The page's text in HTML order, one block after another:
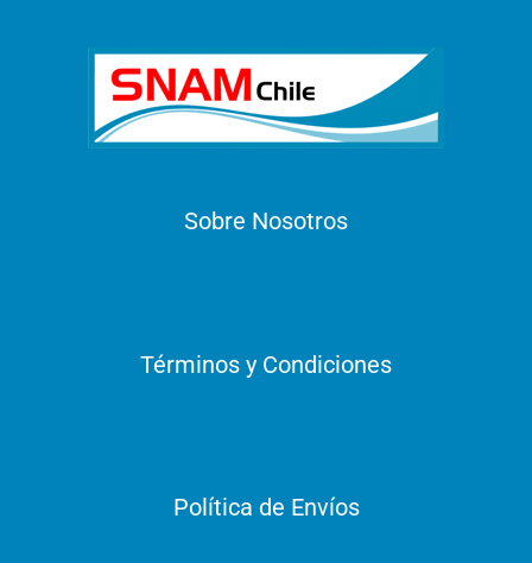
Sobre Nosotros
Términos y Condiciones
Política de Envíos